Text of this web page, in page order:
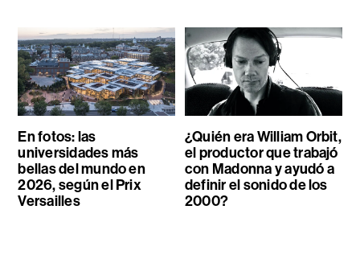
En fotos: las
universidades más
bellas del mundo en
2026, según el Prix
Versailles
¿Quién era William Orbit,
el productor que trabajó
con Madonna y ayudó a
definir el sonido de los
2000?